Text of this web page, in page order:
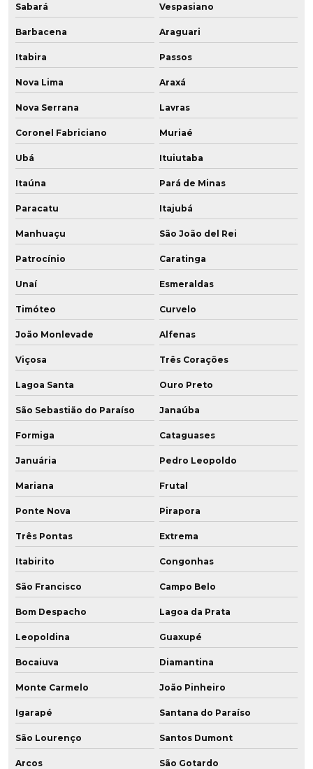
Sabará Vespasiano
Barbacena Araguari
Itabira Passos
Nova Lima Araxá
Nova Serrana Lavras
Coronel Fabriciano Muriaé
Ubá Ituiutaba
Itaúna Pará de Minas
Paracatu Itajubá
Manhuaçu São João del Rei
Patrocínio Caratinga
Unaí Esmeraldas
Timóteo Curvelo
João Monlevade Alfenas
Viçosa Três Corações
Lagoa Santa Ouro Preto
São Sebastião do Paraíso Janaúba
Formiga Cataguases
Januária Pedro Leopoldo
Mariana Frutal
Ponte Nova Pirapora
Três Pontas Extrema
Itabirito Congonhas
São Francisco Campo Belo
Bom Despacho Lagoa da Prata
Leopoldina Guaxupé
Bocaiuva Diamantina
Monte Carmelo João Pinheiro
Igarapé Santana do Paraíso
São Lourenço Santos Dumont
Arcos São Gotardo